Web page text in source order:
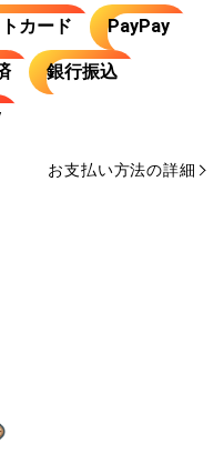
カード PayPay
銀行振込
お支払い方法の詳細